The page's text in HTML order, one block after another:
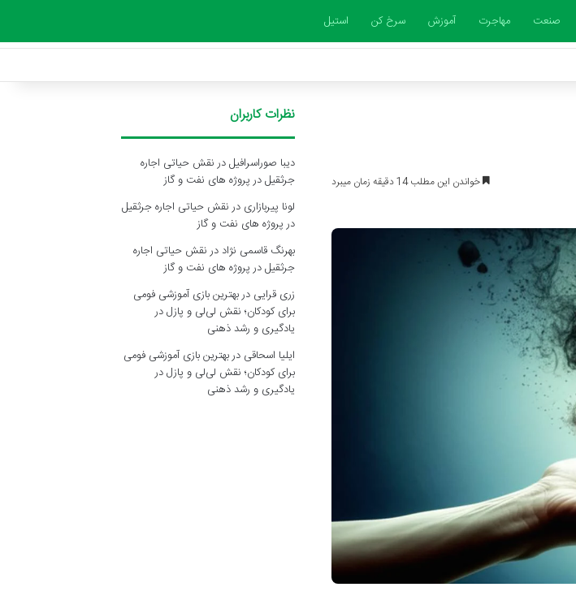
صنعت مهاجرت آموزش سرخ کن استیل
خواندن این مطلب 14 دقیقه زمان میبرد
نظرات کاربران
دیبا صوراسرافیلدرنقش حیاتی اجاره
جرثقیل در پروژه های نفت و گاز
لونا پیربازاری درنقش حیاتی اجاره جرثقیل
در پروژه های نفت و گاز
بهرنگ قاسمی نژاد درنقش حیاتی اجاره
جرثقیل در پروژه های نفت و گاز
زری قرایی دربهترین بازی آموزشی فومی
برای کودکان؛ نقش لی‌لی و پازل در
یادگیری و رشد ذهنی
ایلیا اسحاقی دربهترین بازی آموزشی فومی
برای کودکان؛ نقش لی‌لی و پازل در
یادگیری و رشد ذهنی